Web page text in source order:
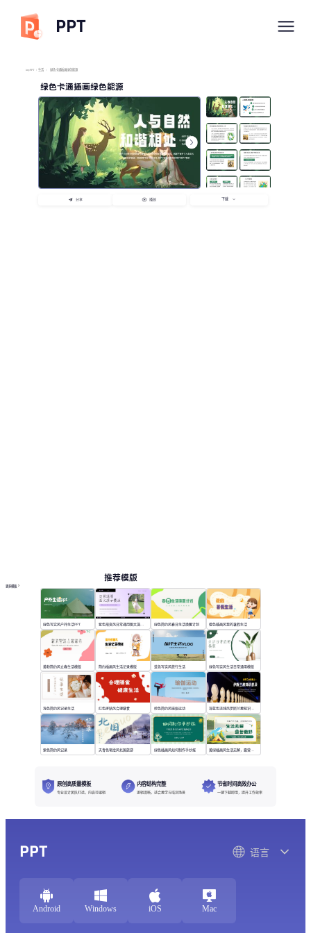
PPT
imyPPT / 生活 / 绿色卡通插画绿色能源
绿色卡通插画绿色能源
分享 播放 下载
推荐模版
更多模板
绿色写实风户外生活PPT 紫色渐变风日常通用图文演示模版 绿色简约风春日生活唤醒计划 橙色插画风我的暑假生活
黄粉简约风立春生活模版 简约插画风生活记录模版 蓝色写实风旅行生活 绿色写实风生活日常通用模版
浅色简约风记录生活 红色拼贴风合理膳食 棕色简约风瑜伽运动
紫色简约风记录 天青色笔绘风北国旅游 绿色插画风如何制作手抄报 黄绿插画风生活无解，露营撒野
原创高质量模板
专业设计团队打造，内容可编辑
内容结构完整
逻辑清晰，适合教学与培训场景
节省时间高效办公
一键下载即用，提升工作效率
PPT 语言
Android Windows iOS Mac